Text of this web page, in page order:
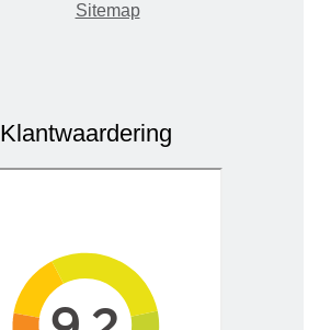
Sitemap
Klantwaardering